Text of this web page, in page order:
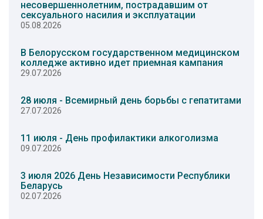
несовершеннолетним, пострадавшим от
сексуального насилия и эксплуатации
05.08.2026
В Белорусском государственном медицинском
колледже активно идет приемная кампания
29.07.2026
28 июля - Всемирный день борьбы с гепатитами
27.07.2026
11 июля - День профилактики алкоголизма
09.07.2026
3 июля 2026 День Независимости Республики
Беларусь
02.07.2026